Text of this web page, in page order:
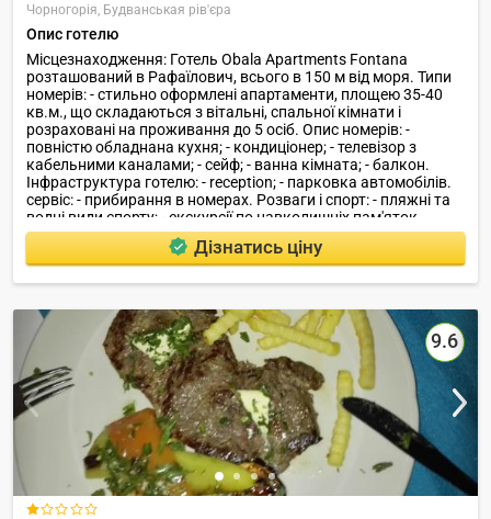
Чорногорія, Будванськая рів'єра
Опис готелю
Місцезнаходження: Готель Obala Apartments Fontana
розташований в Рафаїлович, всього в 150 м від моря. Типи
номерів: - стильно оформлені апартаменти, площею 35-40
кв.м., що складаються з вітальні, спальної кімнати і
розраховані на проживання до 5 осіб. Опис номерів: -
повністю обладнана кухня; - кондиціонер; - телевізор з
кабельними каналами; - сейф; - ванна кімната; - балкон.
Інфраструктура готелю: - reception; - парковка автомобілів.
сервіс: - прибирання в номерах. Розваги і спорт: - пляжні та
водні види спорту; - екскурсії по навколишніх пам'яток.
Дізнатись ціну
9.6
